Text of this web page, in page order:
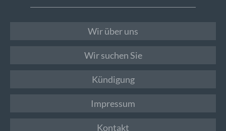
Wir über uns
Wir suchen Sie
Kündigung
Impressum
Kontakt